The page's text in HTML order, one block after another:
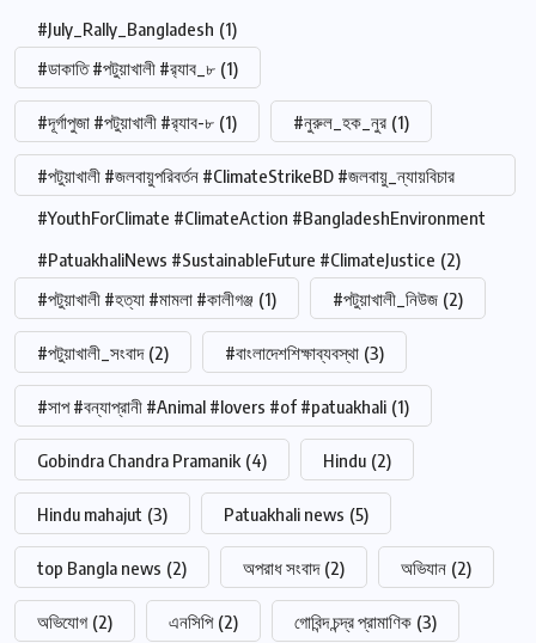
#July_Rally_Bangladesh (1)
#ডাকাতি #পটুয়াখালী #র‍্যাব_৮ (1)
#দূর্গাপুজা #পটুয়াখালী #র‍্যাব-৮ (1) #নুরুল_হক_নুর (1)
#পটুয়াখালী #জলবায়ুপরিবর্তন #ClimateStrikeBD #জলবায়ু_ন্যায়বিচার
#YouthForClimate #ClimateAction #BangladeshEnvironment
#PatuakhaliNews #SustainableFuture #ClimateJustice (2)
#পটুয়াখালী #হত্যা #মামলা #কালীগঞ্জ (1) #পটুয়াখালী_নিউজ (2)
#পটুয়াখালী_সংবাদ (2) #বাংলাদেশশিক্ষাব্যবস্থা (3)
#সাপ #বন্যাপ্রানী #Animal #lovers #of #patuakhali (1)
Gobindra Chandra Pramanik (4) Hindu (2)
Hindu mahajut (3) Patuakhali news (5)
top Bangla news (2) অপরাধ সংবাদ (2) অভিযান (2)
অভিযোগ (2) এনসিপি (2) গোবিন্দ চন্দ্র প্রামাণিক (3)